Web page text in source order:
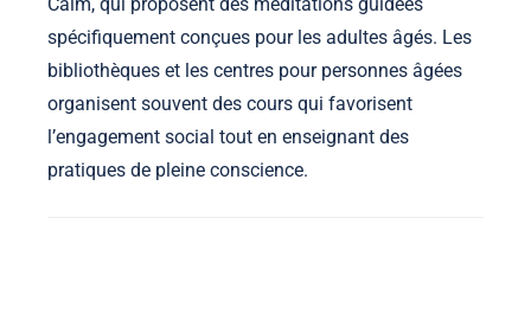
spécifiquement conçues pour les adultes âgés. Les
bibliothèques et les centres pour personnes âgées
organisent souvent des cours qui favorisent
l’engagement social tout en enseignant des
pratiques de pleine conscience.